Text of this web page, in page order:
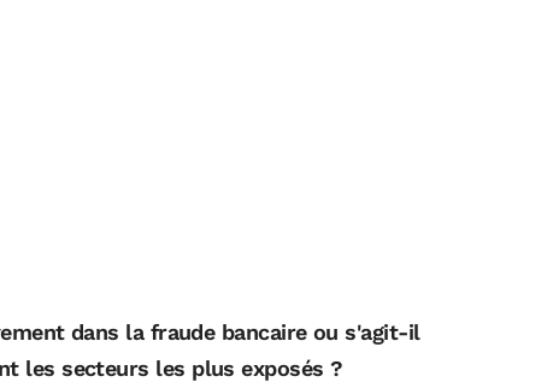
dans la fraude bancaire ou s'agit-il
les secteurs les plus exposés ?